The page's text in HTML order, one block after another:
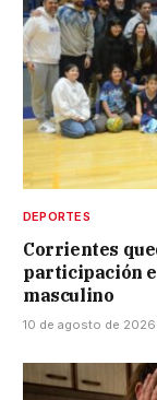
DEPORTES
Corrientes
participación
masculino
10 de agosto de 2026